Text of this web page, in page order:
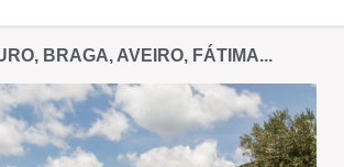
BRAGA, AVEIRO, FÁTIMA...